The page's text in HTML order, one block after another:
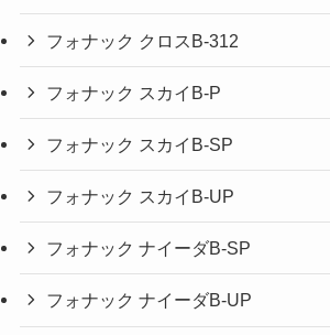
フォナック クロスB-312
フォナック スカイB-P
フォナック スカイB-SP
フォナック スカイB-UP
フォナック ナイーダB-SP
フォナック ナイーダB-UP